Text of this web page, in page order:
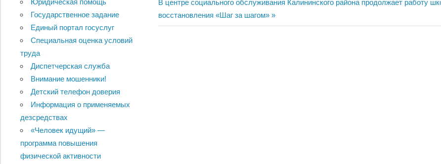
записям
Next
Post:
В центре социального обслуживания Калининского района продолжает работу
восстановления «Шаг за шагом»
Юридическая помощь
Государственное задание
Единый портал госуслуг
Специальная оценка условий
труда
Диспетчерская служба
Внимание мошенники!
Детский телефон доверия
Информация о применяемых
дезсредствах
«Человек идущий» —
программа повышения
физической активности